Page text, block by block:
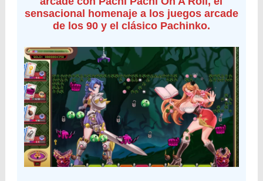
sensacional homenaje a los juegos arcade
de los 90 y el clásico Pachinko.